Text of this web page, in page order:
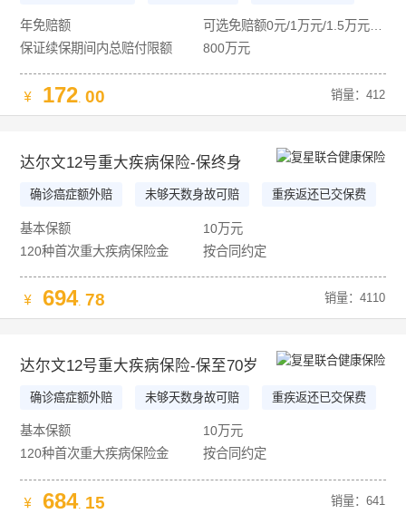
真“0”免赔
年免赔额
保证续保期间内总赔付限额
800万元
172. 00 销量：412
达尔文12号重大疾病保险-保终身
确诊癌症额外赔 未够天数身故可赔 重疾返还已交保费
基本保额
10万元
120种首次重大疾病保险金
按合同约定
694. 78 销量：4110
达尔文12号重大疾病保险-保至70岁
确诊癌症额外赔 未够天数身故可赔 重疾返还已交保费
基本保额
10万元
120种首次重大疾病保险金
按合同约定
684. 15 销量：641